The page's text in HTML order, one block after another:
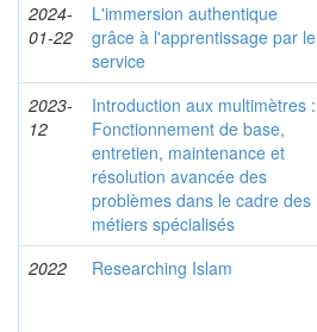
2024-
01-22
L'immersion authentique
grâce à l'apprentissage par le
service
2023-
12
Introduction aux multimètres :
Fonctionnement de base,
entretien, maintenance et
résolution avancée des
problèmes dans le cadre des
métiers spécialisés
2022 Researching Islam